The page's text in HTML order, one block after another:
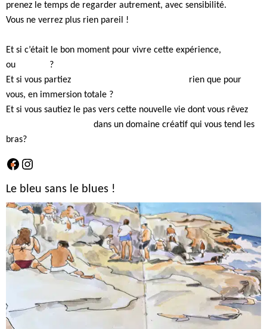
prenez le temps de regarder autrement, avec sensibilité.
Vous ne verrez plus rien pareil !
Et si c’était le bon moment pour vivre cette expérience,
ou
?
Et si vous partiez
rien que pour
vous, en immersion totale ?
Et si vous sautiez le pas vers cette nouvelle vie dont vous rêvez
dans un domaine créatif qui vous tend les
bras?
Facebook
Instagram
Le bleu sans le blues !